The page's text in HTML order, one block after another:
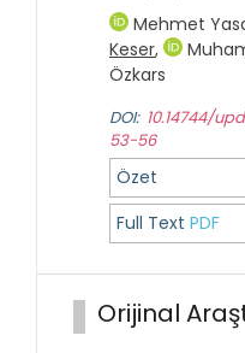
Mehmet
Keser,
Özkars
DOI: 10.14744/
53-56
Özet
Full Text PDF
Orijinal